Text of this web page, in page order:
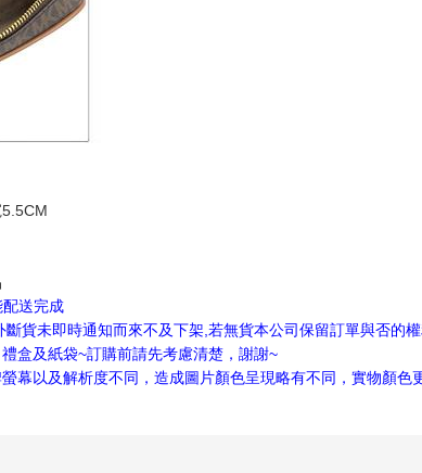
配送完成
斷貨未即時通知而來不及下架,若無貨本公司保留訂單與否的
盒及紙袋~訂購前請先考慮清楚，謝謝~
幕以及解析度不同，造成圖片顏色呈現略有不同，實物顏色